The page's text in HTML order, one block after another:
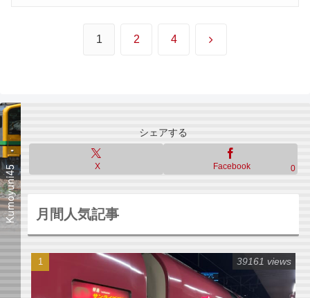
1 2 4 次
シェアする
X Facebook 0
月間人気記事
39161 views